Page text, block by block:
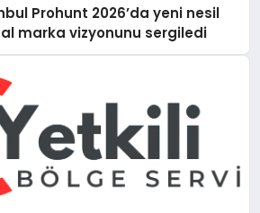
Prohunt 2026’da yeni nesil
marka vizyonunu sergiledi